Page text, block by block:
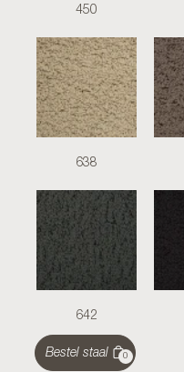
450
638
642
Bestel staal 0